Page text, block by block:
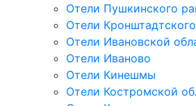
Отели Пушкинского
Отели
Отели Ивановской
Отели Иваново
Отели Кинешмы
Отели Костромской